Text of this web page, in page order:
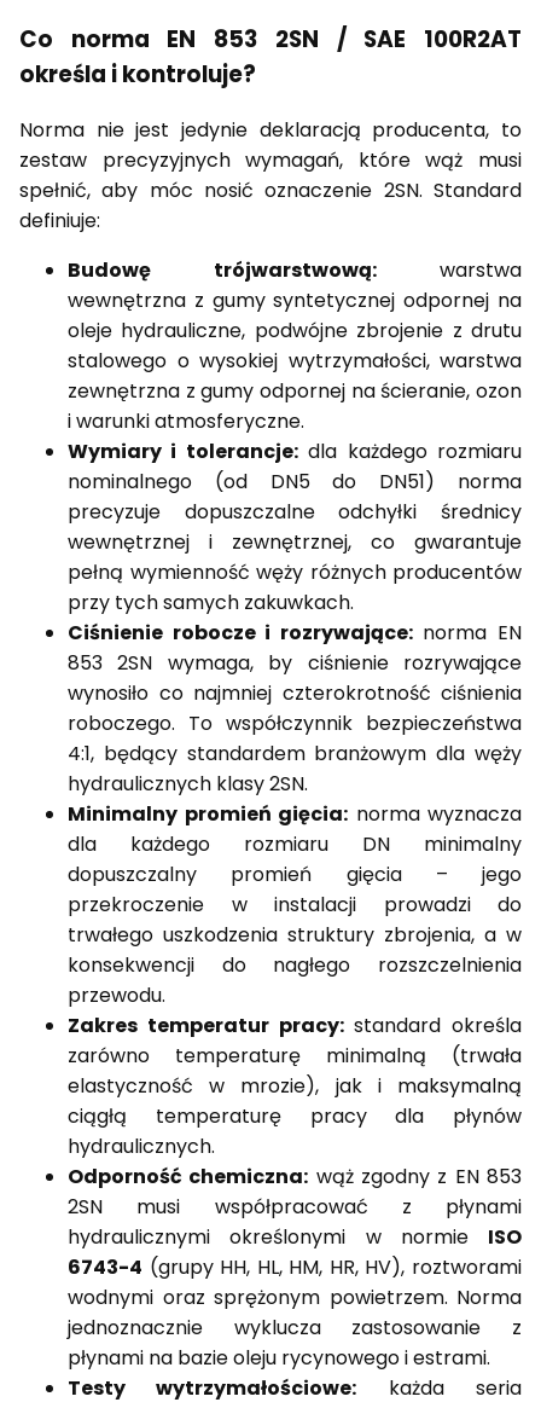
Co norma EN 853 2SN / SAE 100R2AT
określa i kontroluje?
Norma nie jest jedynie deklaracją producenta, to
zestaw precyzyjnych wymagań, które wąż musi
spełnić, aby móc nosić oznaczenie 2SN. Standard
definiuje:
Budowę trójwarstwową:warstwa
wewnętrzna z gumy syntetycznej odpornej na
oleje hydrauliczne, podwójne zbrojenie z drutu
stalowego o wysokiej wytrzymałości, warstwa
zewnętrzna z gumy odpornej na ścieranie, ozon
i warunki atmosferyczne.
Wymiary i tolerancje:dla każdego rozmiaru
nominalnego (od DN5 do DN51) norma
precyzuje dopuszczalne odchyłki średnicy
wewnętrznej i zewnętrznej, co gwarantuje
pełną wymienność węży różnych producentów
przy tych samych zakuwkach.
Ciśnienie robocze i rozrywające:norma EN
853 2SN wymaga, by ciśnienie rozrywające
wynosiło co najmniej czterokrotność ciśnienia
roboczego. To współczynnik bezpieczeństwa
4:1, będący standardem branżowym dla węży
hydraulicznych klasy 2SN.
Minimalny promień gięcia: norma wyznacza
dla każdego rozmiaru DN minimalny
dopuszczalny promień gięcia – jego
przekroczenie w instalacji prowadzi do
trwałego uszkodzenia struktury zbrojenia, a w
konsekwencji do nagłego rozszczelnienia
przewodu.
Zakres temperatur pracy:standard określa
zarówno temperaturę minimalną (trwała
elastyczność w mrozie), jak i maksymalną
ciągłą temperaturę pracy dla płynów
hydraulicznych.
Odporność chemiczna: wąż zgodny z EN 853
2SN musi współpracować z płynami
hydraulicznymi określonymi w normie ISO
6743-4 (grupy HH, HL, HM, HR, HV), roztworami
wodnymi oraz sprężonym powietrzem. Norma
jednoznacznie wyklucza zastosowanie z
płynami na bazie oleju rycynowego i estrami.
Testy wytrzymałościowe: każda seria